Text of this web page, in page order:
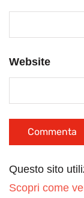
Website
Questo sito
Scopri come